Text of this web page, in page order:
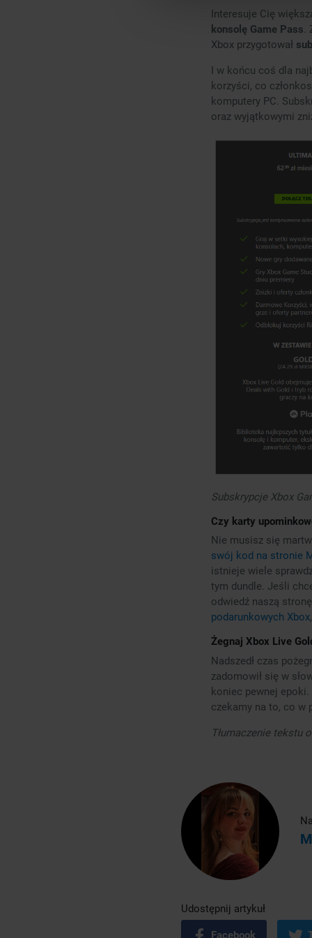
Interesuje Cię
konsolę Game Pass.
Xbox przygotował
I w końcu coś dla
korzyści, co
komputery PC.
oraz wyjątkowymi
Subskrypcje Xbox
Czy karty
Nie musisz się
swój kod na stronie
istnieje wiele
tym dundle. Jeśli
odwiedź naszą
podarunkowych Xbox,
Żegnaj Xbox Live
Nadszedł czas
zadomowił się w
koniec pewnej
czekamy na to, co w
Tłumaczenie tekstu
Udostępnij artykuł
Facebook